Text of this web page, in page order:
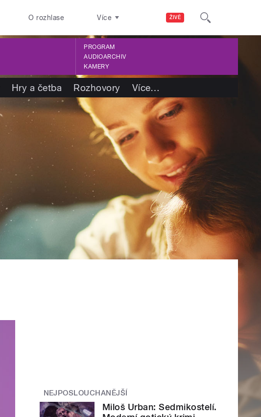
ŽIVĚ
O rozhlase Více
PROGRAM
AUDIOARCHIV
KAMERY
Hry a četba Rozhovory Více…
NEJPOSLOUCHANĚJŠÍ
Miloš Urban: Sedmikostelí.